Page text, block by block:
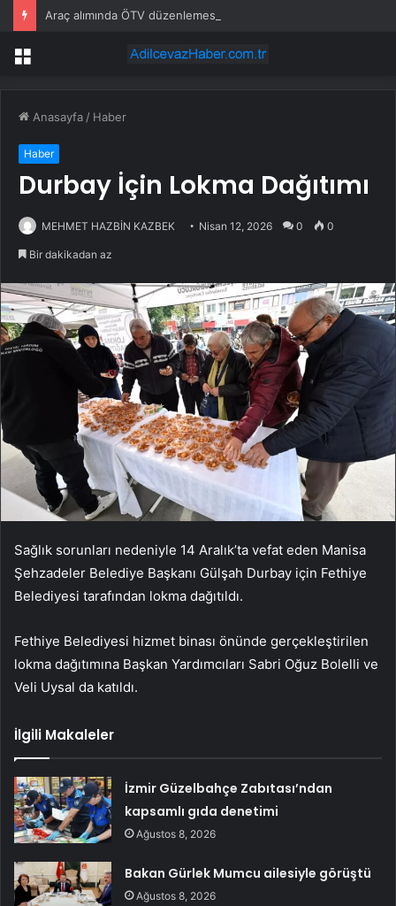
Menü
Anasayfa / Haber
Haber
Durbay İçin Lokma Dağıtımı
MEHMET HAZBİN KAZBEK Nisan 12, 2026 0 0
Bir dakikadan az
Sağlık sorunları nedeniyle 14 Aralık’ta vefat eden Manisa
Şehzadeler Belediye Başkanı Gülşah Durbay için Fethiye
Belediyesi tarafından lokma dağıtıldı.
Fethiye Belediyesi hizmet binası önünde gerçekleştirilen
lokma dağıtımına Başkan Yardımcıları Sabri Oğuz Bolelli ve
Veli Uysal da katıldı.
İlgili Makaleler
İzmir Güzelbahçe Zabıtası’ndan
kapsamlı gıda denetimi
Ağustos 8, 2026
Bakan Gürlek Mumcu ailesiyle görüştü
Ağustos 8, 2026